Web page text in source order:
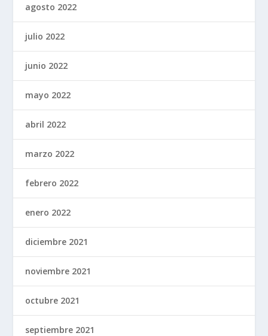
agosto 2022
julio 2022
junio 2022
mayo 2022
abril 2022
marzo 2022
febrero 2022
enero 2022
diciembre 2021
noviembre 2021
octubre 2021
septiembre 2021